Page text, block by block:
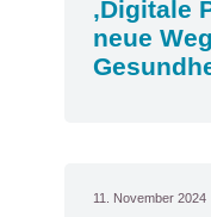
‚Digitale
neue
11. November 2024